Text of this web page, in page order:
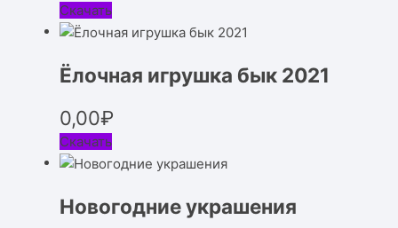
Скачать
Ёлочная игрушка бык 2021
0,00₽
Скачать
Новогодние украшения